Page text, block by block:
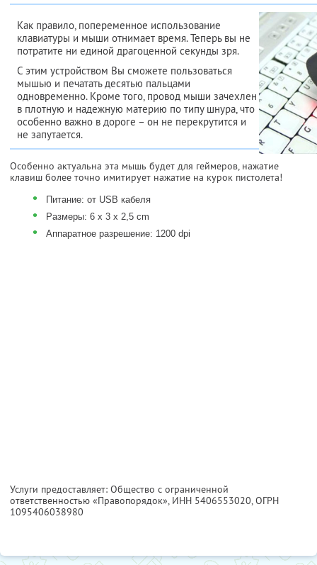
Как правило, попеременное использование
клавиатуры и мыши отнимает время. Теперь вы не
потратите ни единой драгоценной секунды зря.
С этим устройством Вы сможете пользоваться
мышью и печатать десятью пальцами
одновременно. Кроме того, провод мыши зачехлен
в плотную и надежную материю по типу шнура, что
особенно важно в дороге – он не перекрутится и
не запутается.
Особенно актуальна эта мышь будет для геймеров, нажатие
клавиш более точно имитирует нажатие на курок пистолета!
• Питание: от USB кабеля
• Размеры: 6 x 3 x 2,5 cm
• Аппаратное разрешение: 1200 dpi
Услуги предоставляет: Общество с ограниченной
ответственностью «Правопорядок», ИНН 5406553020, ОГРН
1095406038980